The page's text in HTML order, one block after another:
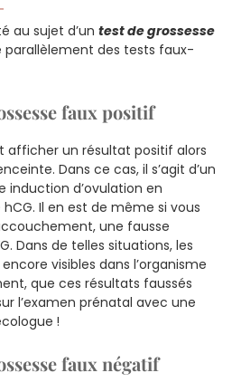
au sujet d’un test de grossesse
parallèlement des tests faux-
faux positif
afficher un résultat positif alors
Dans ce cas, il s’agit d’un
induction d’ovulation en
Il en est de même si vous
une fausse
Dans de telles situations, les
visibles dans l’organisme
que ces résultats faussés
l’examen prénatal avec une
!
faux négatif